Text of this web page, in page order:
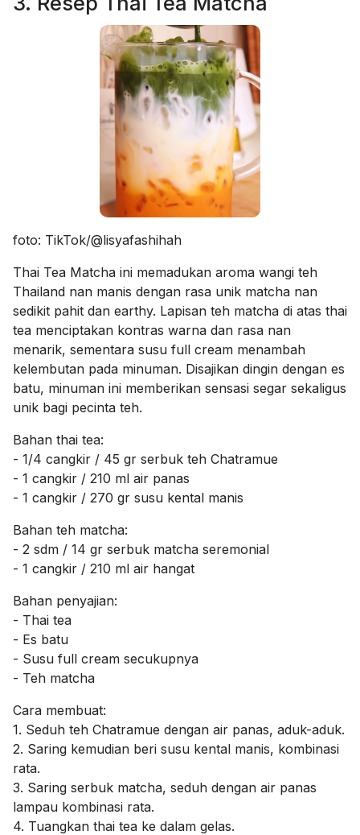
foto: TikTok/@lisyafashihah
Thai Tea Matcha ini memadukan aroma wangi teh
Thailand nan manis dengan rasa unik matcha nan
sedikit pahit dan earthy. Lapisan teh matcha di atas thai
tea menciptakan kontras warna dan rasa nan
menarik, sementara susu full cream menambah
kelembutan pada minuman. Disajikan dingin dengan es
batu, minuman ini memberikan sensasi segar sekaligus
unik bagi pecinta teh.
Bahan thai tea:
- 1/4 cangkir / 45 gr serbuk teh Chatramue
- 1 cangkir / 210 ml air panas
- 1 cangkir / 270 gr susu kental manis
Bahan teh matcha:
- 2 sdm / 14 gr serbuk matcha seremonial
- 1 cangkir / 210 ml air hangat
Bahan penyajian:
- Thai tea
- Es batu
- Susu full cream secukupnya
- Teh matcha
Cara membuat:
1. Seduh teh Chatramue dengan air panas, aduk-aduk.
2. Saring kemudian beri susu kental manis, kombinasi
rata.
3. Saring serbuk matcha, seduh dengan air panas
lampau kombinasi rata.
4. Tuangkan thai tea ke dalam gelas.